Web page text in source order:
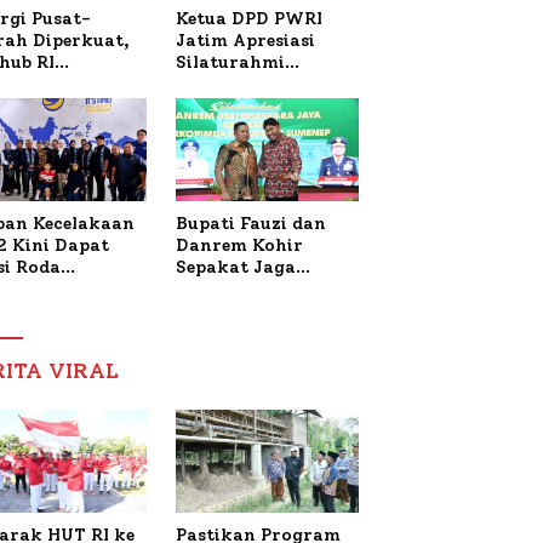
Pusat-
Diperkuat,
RI
Bahas
KM
Sentosa II
Ketua DPD PWRI
Jatim Apresiasi
Silaturahmi
dan PWRI, Sebut
Kemitraan Ideal
Polri-Pers
Kecelakaan
Kini Dapat
Roda
Nabil
Bupati Fauzi dan
Danrem Kohir
Sepakat Jaga
VIRAL
HUT RI ke
Pastikan Program